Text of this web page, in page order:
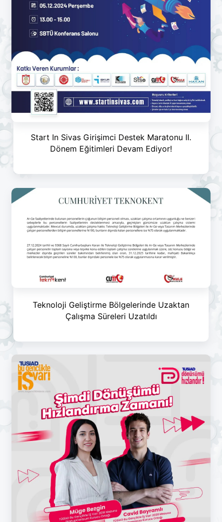
Start In Sivas Girişimci Destek Maratonu II.
Dönem Eğitimleri Devam Ediyor!
Teknoloji Geliştirme Bölgelerinde Uzaktan
Çalışma Süreleri Uzatıldı